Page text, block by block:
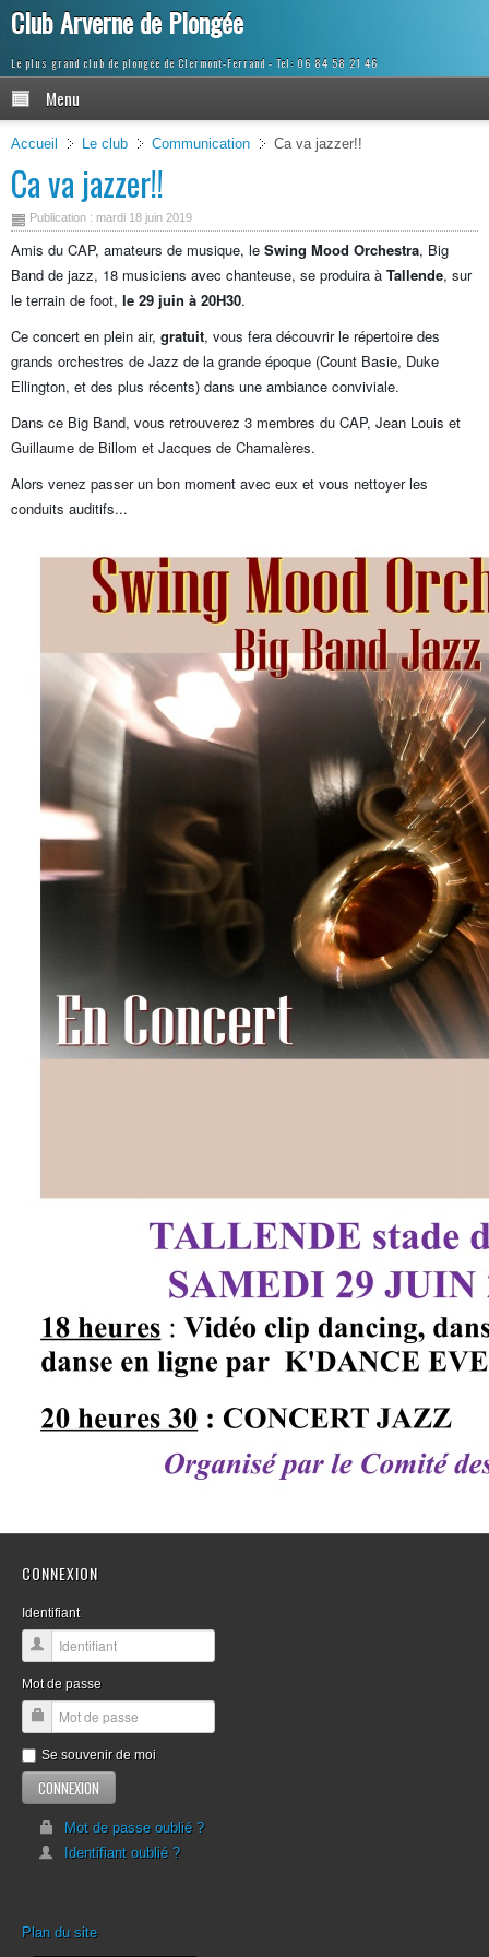
Club Arverne de Plongée
Le plus grand club de plongée de Clermont-Ferrand
Menu
Accueil Le club Communication Ca va jazzer!!
Ca va jazzer!!
Publication : mardi 18 juin 2019
Amis du CAP, amateurs de musique, le Swing Mood Orchestra, Big
Band de jazz, 18 musiciens avec chanteuse, se produira à Tallende, sur
le terrain de foot, le 29 juin à 20H30.
Ce concert en plein air, gratuit, vous fera découvrir le répertoire des
grands orchestres de Jazz de la grande époque (Count Basie, Duke
Ellington, et des plus récents) dans une ambiance conviviale.
Dans ce Big Band, vous retrouverez 3 membres du CAP, Jean Louis et
Guillaume de Billom et Jacques de Chamalères.
Alors venez passer un bon moment avec eux et vous nettoyer les
conduits auditifs...
CONNEXION
Identifiant
Mot de passe
Se souvenir de moi
Mot de passe oublié ?
Identifiant oublié ?
Plan du site